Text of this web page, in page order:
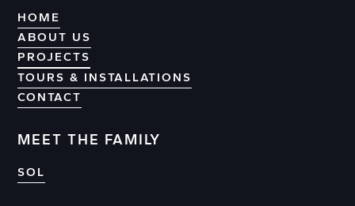
HOME
ABOUT US
PROJECTS
PROJECTS
TOURS & INSTALLATIONS
CONTACT
CONTACT
MEET THE FAMILY
SOL